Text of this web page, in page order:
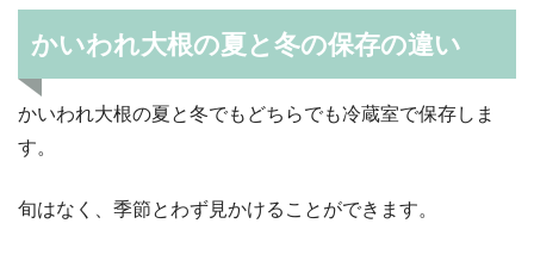
かいわれ大根の夏と冬の保存の違い
かいわれ大根の夏と冬でもどちらでも冷蔵室で保存しま
す。
旬はなく、季節とわず見かけることができます。